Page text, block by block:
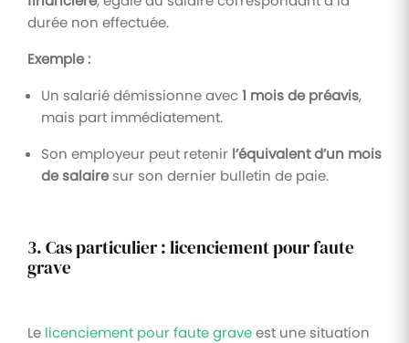
durée non effectuée.
Exemple :
Un salarié démissionne avec1 mois de préavis,
mais part immédiatement.
Son employeur peut retenir l’équivalent d’un mois
de salairesur son dernier bulletin de paie.
3. Cas particulier : licenciement pour faute
grave
Le licenciement pour faute graveest une situation